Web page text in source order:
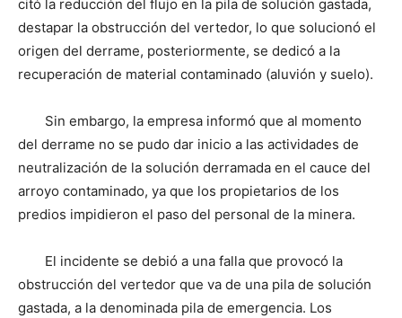
citó la reducción del flujo en la pila de solución gastada,
destapar la obstrucción del vertedor, lo que solucionó el
origen del derrame, posteriormente, se dedicó a la
recuperación de material contaminado (aluvión y suelo).
Sin embargo, la empresa informó que al momento
del derrame no se pudo dar inicio a las actividades de
neutralización de la solución derramada en el cauce del
arroyo contaminado, ya que los propietarios de los
predios impidieron el paso del personal de la minera.
El incidente se debió a una falla que provocó la
obstrucción del vertedor que va de una pila de solución
gastada, a la denominada pila de emergencia. Los